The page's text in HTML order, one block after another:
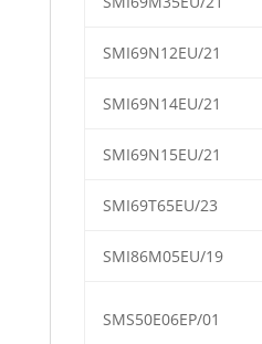
SMI69N12EU/21
SMI69N14EU/21
SMI69N15EU/21
SMI69T65EU/23
SMI86M05EU/19
SMS50E06EP/01